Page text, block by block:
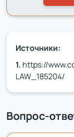
Источники:
1. https://
LAW_185204/
Вопрос-